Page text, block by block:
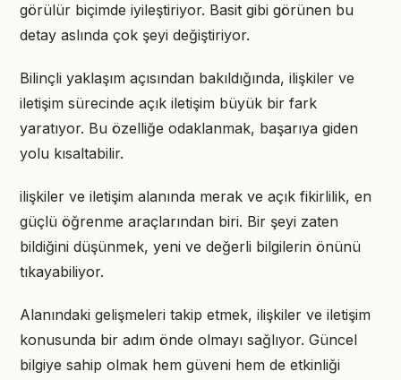
görülür biçimde iyileştiriyor. Basit gibi görünen bu
detay aslında çok şeyi değiştiriyor.
Bilinçli yaklaşım açısından bakıldığında, ilişkiler ve
iletişim sürecinde açık iletişim büyük bir fark
yaratıyor. Bu özelliğe odaklanmak, başarıya giden
yolu kısaltabilir.
ilişkiler ve iletişim alanında merak ve açık fikirlilik, en
güçlü öğrenme araçlarından biri. Bir şeyi zaten
bildiğini düşünmek, yeni ve değerli bilgilerin önünü
tıkayabiliyor.
Alanındaki gelişmeleri takip etmek, ilişkiler ve iletişim
konusunda bir adım önde olmayı sağlıyor. Güncel
bilgiye sahip olmak hem güveni hem de etkinliği